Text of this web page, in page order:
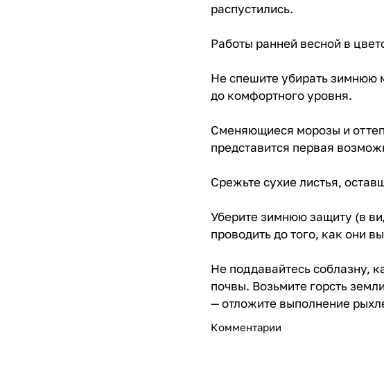
распустились.
Работы ранней весной в
Не спешите убирать зимнюю
до комфортного уровня.
Сменяющиеся морозы и
представится первая
Срежьте сухие листья,
Уберите зимнюю защиту (в
проводить до того, как они
Не поддавайтесь соблазну,
почвы. Возьмите горсть
— отложите выполнение
Комментарии